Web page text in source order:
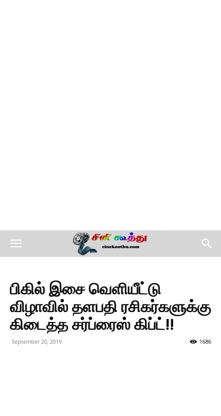
பிகில் இசை வெளியீட்டு
விழாவில் தளபதி ரசிகர்களுக்கு
கிடைத்த சர்ப்ரைஸ் கிப்ட்!!
September 20, 2019 1686